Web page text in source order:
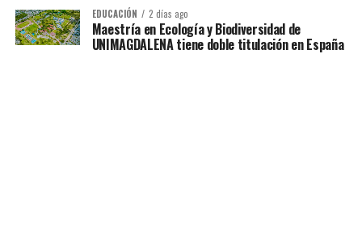
EDUCACIÓN 2 días ago
Maestría en Ecología y Biodiversidad de
UNIMAGDALENA tiene doble titulación en España